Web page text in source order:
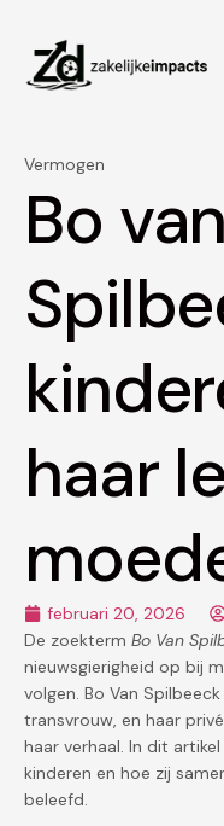
Vermogen
Bo van
haar
februari 20, 2026
De zoekterm Bo Van
nieuwsgierigheid op bij
volgen. Bo Van
transvrouw, en haar
haar verhaal. In dit
kinderen en hoe zij
beleefd.